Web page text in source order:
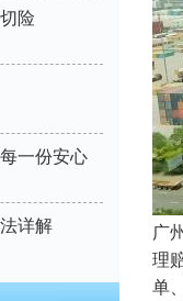
险
一份安心
详解
广
理
单